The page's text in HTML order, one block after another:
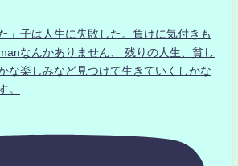
」子は人生に失敗した。負けに気付きも
なんかありません、 残りの人生、貧し
な楽しみなど見つけて生きていくしかな
。